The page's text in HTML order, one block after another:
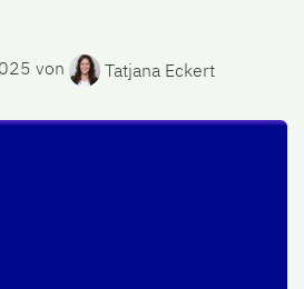
von Tatjana Eckert